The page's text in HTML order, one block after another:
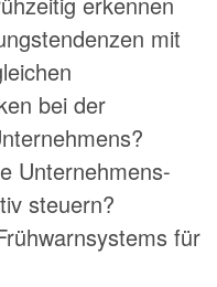
mit
bei der
Unternehmens-
steuern?
für